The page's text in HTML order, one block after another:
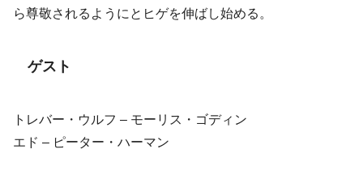
ら尊敬されるようにとヒゲを伸ばし始める。
ゲスト
トレバー・ウルフ – モーリス・ゴディン
エド – ピーター・ハーマン